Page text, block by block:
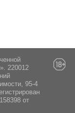
220012
95-4
от